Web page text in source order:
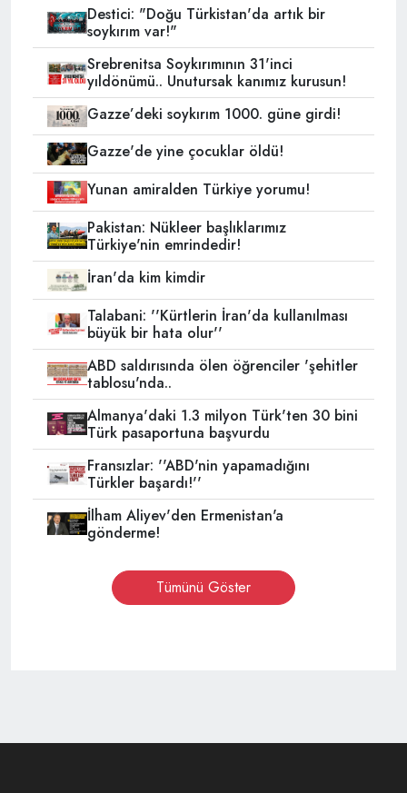
Destici: "Doğu Türkistan'da artık bir
soykırım var!"
Srebrenitsa Soykırımının 31'inci
yıldönümü.. Unutursak kanımız kurusun!
Gazze’deki soykırım 1000. güne girdi!
Gazze'de yine çocuklar öldü!
Yunan amiralden Türkiye yorumu!
Pakistan: Nükleer başlıklarımız
Türkiye'nin emrindedir!
İran'da kim kimdir
Talabani: ''Kürtlerin İran'da kullanılması
büyük bir hata olur''
ABD saldırısında ölen öğrenciler 'şehitler
tablosu'nda..
Almanya'daki 1.3 milyon Türk'ten 30 bini
Türk pasaportuna başvurdu
Fransızlar: ''ABD'nin yapamadığını
Türkler başardı!''
İlham Aliyev'den Ermenistan'a
gönderme!
Tümünü Göster